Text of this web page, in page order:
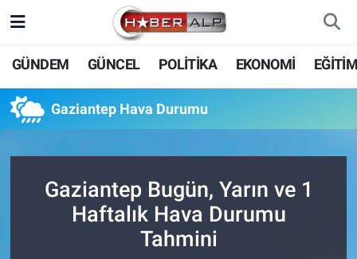
GÜNDEM GÜNCEL POLİTİKA EKONOMİ
Gaziantep Hava Durumu
Gaziantep Bugün, Yarın ve 1
Haftalık Hava Durumu
Tahmini
Nöbetçi Eczaneler
Hava Durumu
Süper Lig Puan Durumu ve Fikstür
Tüm Manşetler